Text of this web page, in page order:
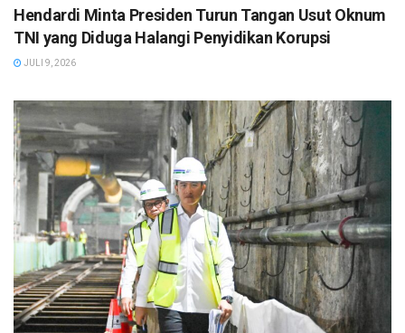
Hendardi Minta Presiden Turun Tangan Usut Oknum
TNI yang Diduga Halangi Penyidikan Korupsi
JULI 9, 2026